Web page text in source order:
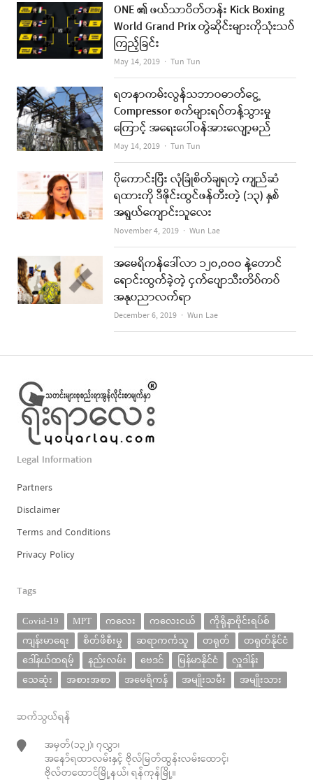
ONE ၏ ဖယ်သာဝိတ်တန်း Kick Boxing
World Grand Prix တွဲဆိုင်းများကိုသုံးသပ်
ကြည့်ခြင်း
May 14, 2019 Author
Tun Tun
ရတနာကမ်းလွန်သဘာဝဓာတ်ငွေ့
Compressor စက်များရပ်တန့်သွားမှု
ကြောင့် အရေးပေါ်ဝန်အားလျော့မည်
May 14, 2019 Author
Tun Tun
ပိုကောင်းပြီး လုံခြုံစိတ်ချရတဲ့ ကျည်ဆံ
ရထားကို ဒီဇိုင်းထွင်ဖန်တီးတဲ့ (၁၃) နှစ်
အရွယ်ကျောင်းသူလေး
November 4, 2019 Author
Wun Lae
အမေရိကန်ဒေါ်လာ ၁၂၀,၀၀၀ နဲ့တောင်
ရောင်းထွက်ခဲ့တဲ့ ငှက်ပျောသီးတိပ်ကပ်
အနုပညာလက်ရာ
December 6, 2019 Author
Wun Lae
Legal Information
Partners
Disclaimer
Terms and Conditions
Privacy Policy
Tags
Covid-19 MPT ကလေး ကလေးငယ်
ကိုရိုနာဗိုင်းရပ်စ်
ကျန်းမာရေး
စိတ်ဖိစီးမှု ဆရာကင်္ကသူ တရုတ်
တရုတ်နိုင်ငံ
ဒေါ်နယ်ထရမ့်
နည်းလမ်း ဗေဒင် မြန်မာနိုင်ငံ
လှူဒါန်း
သေဆုံး
အစားအစာ အမေရိကန် အမျိုးသမီး အမျိုးသား
ဆက်သွယ်ရန်
အမှတ်(၁၃၂)၊ ၇လွှာ၊
အနော်ရထာလမ်းနှင့် ဗိုလ်မြတ်ထွန်းလမ်းထောင့်၊
ဗိုလ်တထောင်မြို့နယ်၊ ရန်ကုန်မြို့။